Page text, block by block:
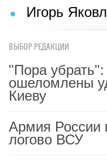
Игорь
ВЫБОР РЕДАКЦИИ
"Пора
ошеломлены
Киеву
Армия России
логово ВСУ